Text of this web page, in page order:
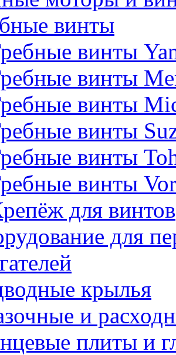
винты
винты
винты
винты
винты
винты
винты
для винтов
для
крылья
и
плиты и